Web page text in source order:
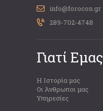
info@forocon.gr
289-702-4748
Γιατί Εμας
Η Ιστορία μας
Οι Άνθρωποι μας
Υπηρεσίες